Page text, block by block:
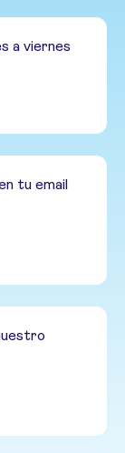
a viernes
tu email